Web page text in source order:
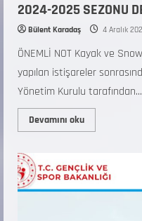
2024-2025 SEZONU
Bülent Karadaş 4 Aralık
ÖNEMLİ NOT Kayak ve
yapılan istişareler
Yönetim Kurulu tarafından...
Devamını oku